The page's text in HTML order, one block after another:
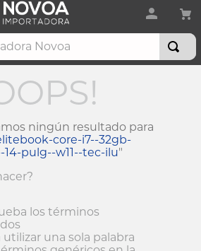
Novoa
ningún resultado para
core-i7--32gb-
pulg--w11--tec-ilu"
los términos
una sola palabra